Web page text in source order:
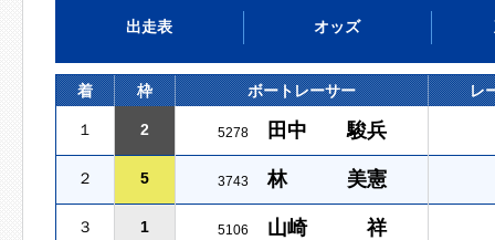
出走表 オッズ
着 枠 ボートレーサー レ
１ 2 5278 田中 駿兵
２ 5 3743 林 美憲
３ 1 5106 山崎 祥